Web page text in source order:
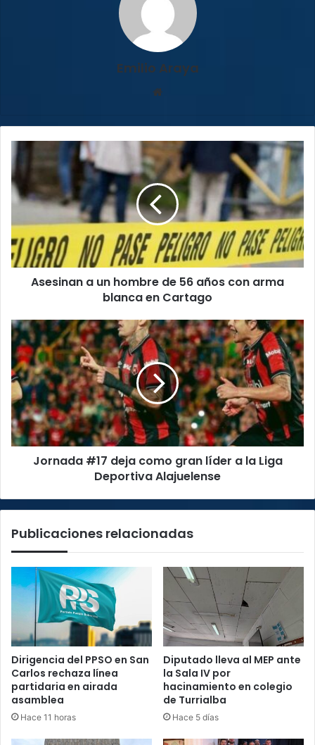
Emilio Araya
a
un
hombre
de
56
años
con
arma
blancaAsesinan a un hombre de 56 años con arma
blanca en Cartago
Jornada
#17
deja
como
gran
líder
la
Liga
DeportivaJornada #17 deja como gran líder a la Liga
Deportiva Alajuelense
Publicaciones relacionadas
Dirigencia del PPSO en San
Carlos rechaza línea
partidaria en airada
asamblea
Hace 11 horas
Diputado lleva al MEP ante
la Sala IV por
hacinamiento en colegio
de Turrialba
Hace 5 días